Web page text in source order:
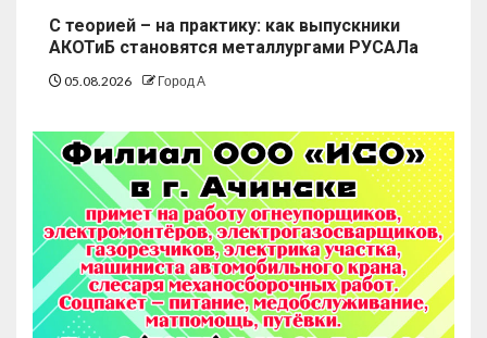
С теорией – на практику: как выпускники
АКОТиБ становятся металлургами РУСАЛа
05.08.2026 Город А